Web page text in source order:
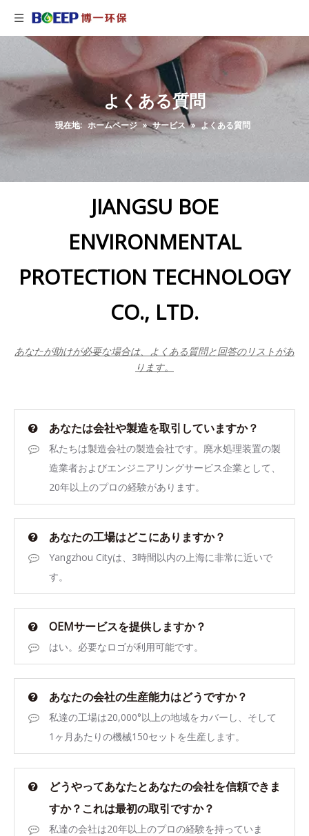
よくある質問
現在地: ホームページ » サービス » よくある質問
JIANGSU BOE
ENVIRONMENTAL
PROTECTION TECHNOLOGY
CO., LTD.
あなたが助けが必要な場合は、よくある質問と回答のリストがあ
ります。
あなたは会社や製造を取引していますか？
私たちは製造会社の製造会社です。廃水処理装置の製
造業者およびエンジニアリングサービス企業として、
20年以上のプロの経験があります。
あなたの工場はどこにありますか？
Yangzhou Cityは、3時間以内の上海に非常に近いで
す。
OEMサービスを提供しますか？
はい。必要なロゴが利用可能です。
あなたの会社の生産能力はどうですか？
私達の工場は20,000°以上の地域をカバーし、そして
1ヶ月あたりの機械150セットを生産します。
どうやってあなたとあなたの会社を信頼できま
すか？これは最初の取引ですか？
私達の会社は20年以上のプロの経験を持っていま